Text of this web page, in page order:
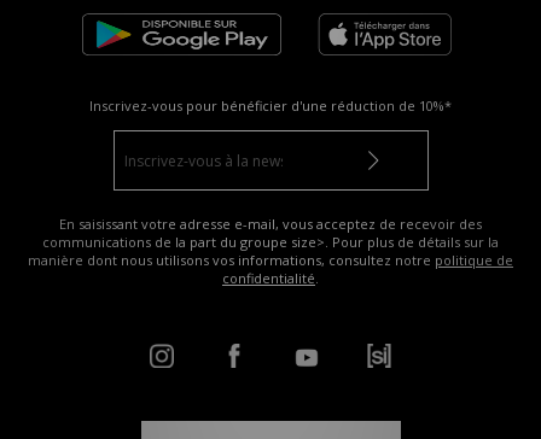
Inscrivez-vous pour bénéficier d'une réduction de 10%*
En saisissant votre adresse e-mail, vous acceptez de recevoir des
communications de la part du groupe size>. Pour plus de détails sur la
manière dont nous utilisons vos informations, consultez notre politique de
confidentialité.